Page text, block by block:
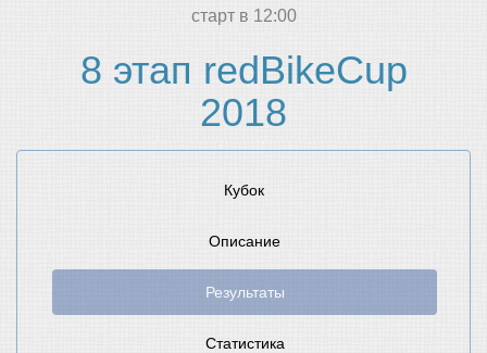
cтарт в 12:00
8 этап redBikeCup
2018
Кубок
Описание
Результаты
Статистика